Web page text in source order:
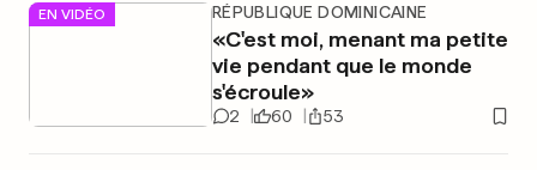
EN VIDÉO RÉPUBLIQUE DOMINICAINE
«C'est moi, menant ma petite
vie pendant que le monde
s'écroule»
2 60 53